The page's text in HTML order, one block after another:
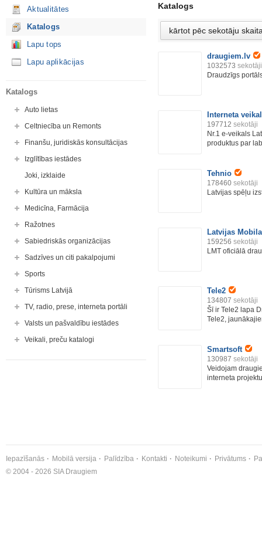
Aktualitātes
Katalogs
Lapu tops
Lapu aplikācijas
Katalogs
Auto lietas
Celtniecība un Remonts
Finanšu, juridiskās konsultācijas
Izglītības iestādes
Joki, izklaide
Kultūra un māksla
Medicīna, Farmācija
Ražotnes
Sabiedriskās organizācijas
Sadzīves un citi pakalpojumi
Sports
Tūrisms Latvijā
TV, radio, prese, interneta portāli
Valsts un pašvaldību iestādes
Veikali, preču katalogi
Katalogs
draugiem.lv
1032573 sekotāji
Draudzīgs
Interneta
197712 sekotāji
Nr.1 e-veikals
produktus par
Tehnio
178460 sekotāji
Latvijas spēļu
Latvijas
159256 sekotāji
LMT oficiālā
Tele2
134807 sekotāji
Šī ir Tele2 lapa
Tele2,
Smartsoft
130987 sekotāji
Veidojam
interneta
Iepazīšanās Mobilā versija Palīdzība Kontakti Noteikumi Privātums
© 2004 - 2026 SIA Draugiem